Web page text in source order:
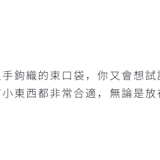
鉤織的束口袋，你又會想
東西都非常合適，無論是